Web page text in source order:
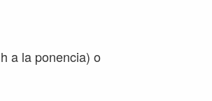
a la ponencia) o